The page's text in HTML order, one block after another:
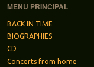
MENU PRINCIPAL
BACK IN TIME
BIOGRAPHIES
CD
Concerts from home